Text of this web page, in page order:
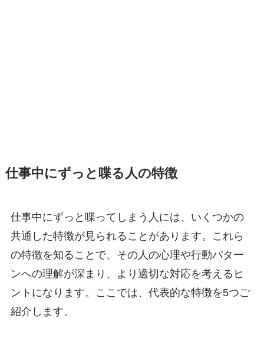
仕事中にずっと喋る人の特徴
仕事中にずっと喋ってしまう人には、いくつかの
共通した特徴が見られることがあります。これら
の特徴を知ることで、その人の心理や行動パター
ンへの理解が深まり、より適切な対応を考えるヒ
ントになります。ここでは、代表的な特徴を5つご
紹介します。